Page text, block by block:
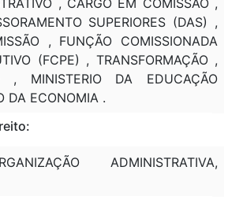
SUPERIORES (DAS) ,
, FUNÇÃO COMISSIONADA
(FCPE) , TRANSFORMAÇÃO ,
, MINISTERIO DA EDUCAÇÃO
DA ECONOMIA .
ADMINISTRATIVA,